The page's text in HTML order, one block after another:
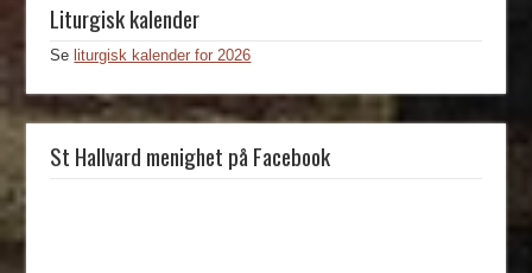
Liturgisk kalender
Se liturgisk kalender for 2026
St Hallvard menighet på Facebook